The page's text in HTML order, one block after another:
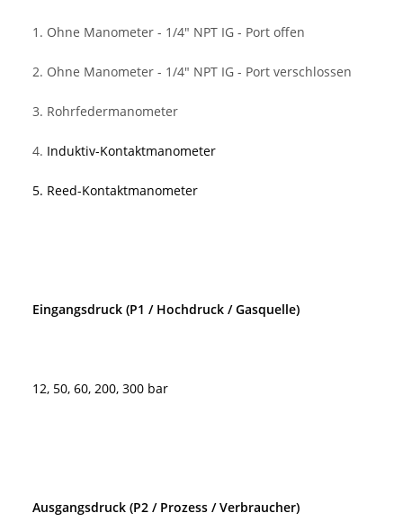
1. Ohne Manometer - 1/4" NPT IG - Port offen
2. Ohne Manometer - 1/4" NPT IG - Port verschlossen
3. Rohrfedermanometer
4. Induktiv-Kontaktmanometer
5. Reed-Kontaktmanometer
Eingangsdruck (P1 / Hochdruck / Gasquelle)
12, 50, 60, 200, 300 bar
Ausgangsdruck (P2 / Prozess / Verbraucher)